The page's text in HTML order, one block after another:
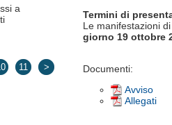
Termini di
Le manifestazioni
giorno 19 ottobre
Documenti:
Avviso
Allegati
a
11 >